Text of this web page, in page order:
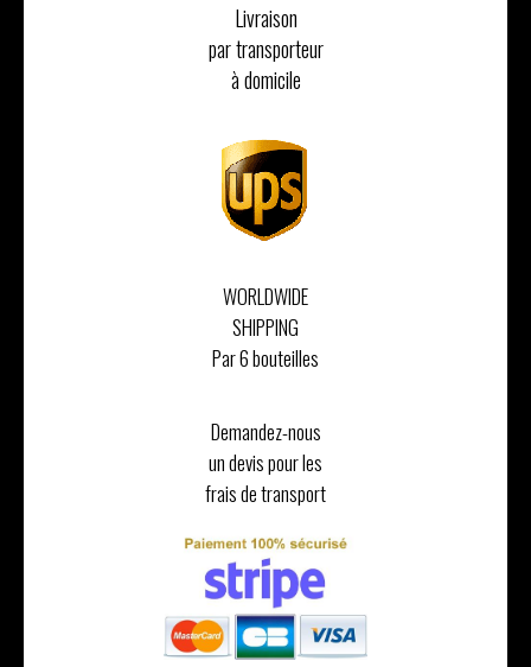
Livraison
par transporteur
à domicile
WORLDWIDE
SHIPPING
Par 6 bouteilles
Demandez-nous
un devis pour les
frais de transport